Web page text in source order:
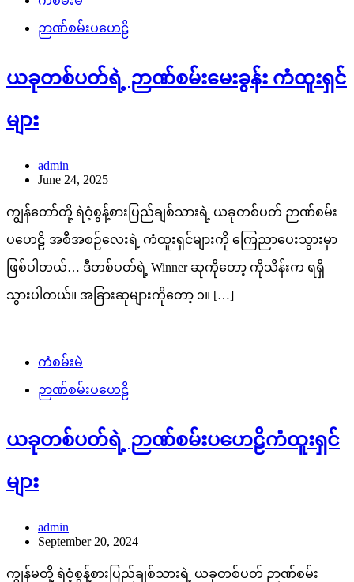
ဉာဏ်စမ်းပဟေဠိ
ယခုတစ်ပတ်ရဲ့ ဉာဏ်စမ်းမေးခွန်း ကံထူးရှင်
များ
admin
June 24, 2025
ကျွန်တော်တို့ ရဲဝံ့စွန့်စားပြည်ချစ်သားရဲ့ ယခုတစ်ပတ် ဉာဏ်စမ်း
ပဟေဠိ အစီအစဉ်လေးရဲ့ ကံထူးရှင်များကို ကြေညာပေးသွားမှာ
ဖြစ်ပါတယ်… ဒီတစ်ပတ်ရဲ့ Winner ဆုကိုတော့ ကိုသိန်းက ရရှိ
သွားပါတယ်။ အခြားဆုများကိုတော့ ၁။ […]
ကံစမ်းမဲ
ဉာဏ်စမ်းပဟေဠိ
ယခုတစ်ပတ်ရဲ့ ဉာဏ်စမ်းပဟေဠိကံထူးရှင်
များ
admin
September 20, 2024
ကျွန်မတို့ ရဲဝံ့စွန့်စားပြည်ချစ်သားရဲ့ ယခုတစ်ပတ် ဉာဏ်စမ်း